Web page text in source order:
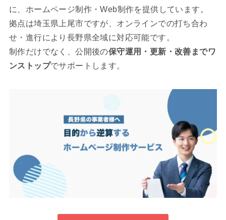
に、ホームページ制作・Web制作を提供しています。
拠点は埼玉県上尾市ですが、オンラインでの打ち合わ
せ・進行により長野県全域に対応可能です。
制作だけでなく、公開後の保守運用・更新・改善までワ
ンストップでサポートします。